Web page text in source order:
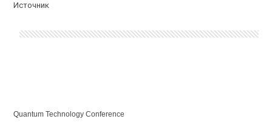
Источник
Quantum Technology Conference